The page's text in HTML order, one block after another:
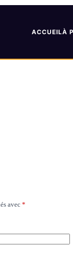
ACCUEILÀ
avec *